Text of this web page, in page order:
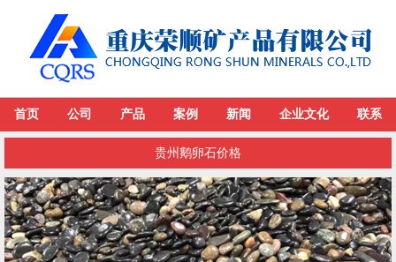
首页 公司 产品 案例 新闻 企业文化 联系
贵州鹅卵石价格